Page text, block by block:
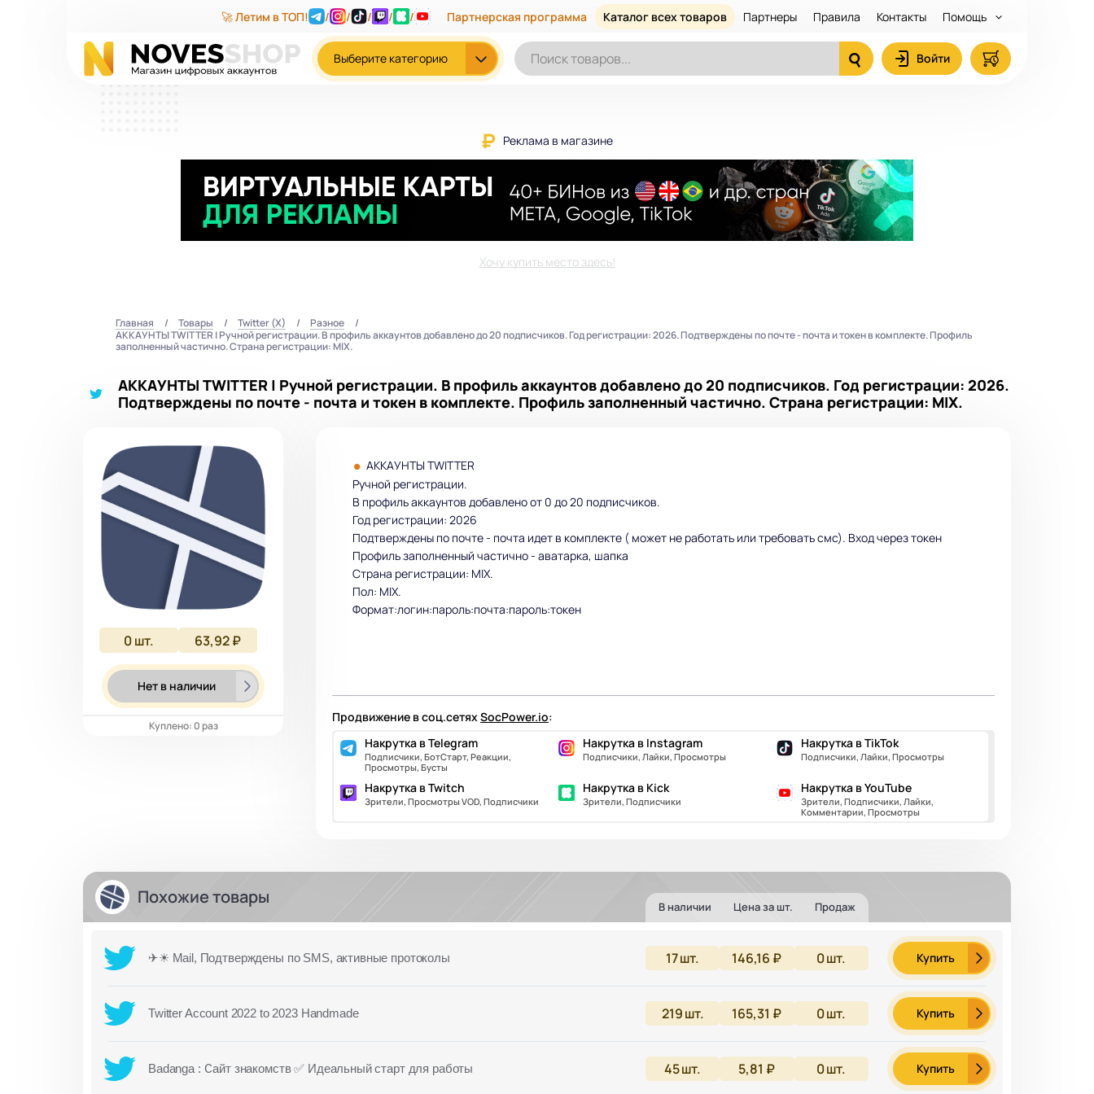
🚀 Летим в ТОП! / / / / / Партнерская программа Каталог всех товаров Партнеры Правила Контакты Помощь
Выберите категорию Войти
Реклама в магазине
Хочу купить место здесь!
Главная Товары Twitter (X)
Разное
АККАУНТЫ TWITTER | Ручной регистрации. В профиль аккаунтов добавлено до 20 подписчиков. Год регистрации: 2026. Подтверждены по почте - почта и токен в комплекте. Профиль
заполненный частично. Страна регистрации: MIX.
АККАУНТЫ TWITTER | Ручной регистрации. В профиль аккаунтов добавлено до 20 подписчиков. Год регистрации: 2026.
Подтверждены по почте - почта и токен в комплекте. Профиль заполненный частично. Страна регистрации: MIX.
0шт. 63,92 ₽
Нет в наличии
Куплено: 0 раз
АККАУНТЫ TWITTER
Ручной регистрации.
В профиль аккаунтов добавлено от 0 до 20 подписчиков.
Год регистрации: 2026
Подтверждены по почте - почта идет в комплекте ( может не работать или требовать смс). Вход через токен
Профиль заполненный частично - аватарка, шапка
Страна регистрации: MIX.
Пол: MIX.
Формат:логин:пароль:почта:пароль:токен
Продвижение в соц.сетяхSocPower.io:
Накрутка в Telegram
Подписчики, БотСтарт, Реакции,
Просмотры, Бусты
Накрутка в Instagram
Подписчики, Лайки, Просмотры
Накрутка в TikTok
Подписчики, Лайки, Просмотры
Накрутка в Twitch
Зрители, Просмотры VOD, Подписчики
Накрутка в Kick
Зрители, Подписчики
Накрутка в YouTube
Зрители, Подписчики, Лайки,
Комментарии, Просмотры
Похожие товары В наличии Цена за шт. Продаж
✈☀ Mail, Подтверждены по SMS, активные протоколы 17шт. 146,16 ₽ 0шт. Купить
Twitter Account 2022 to 2023 Handmade 219шт. 165,31 ₽ 0шт. Купить
Badanga : Сайт знакомств ✅ Идеальный старт для работы 45шт. 5,81 ₽ 0шт. Купить